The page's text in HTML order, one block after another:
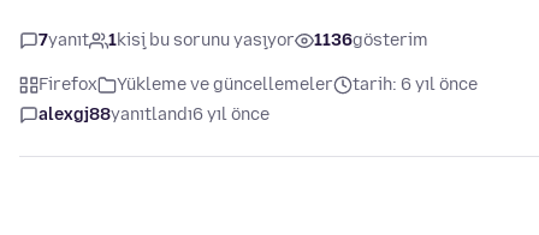
7yanıt 1kişi bu sorunu yaşıyor 1136gösterim
Firefox Yükleme ve güncellemeler
tarih: 6 yıl önce
alexgj88yanıtlandı6 yıl önce